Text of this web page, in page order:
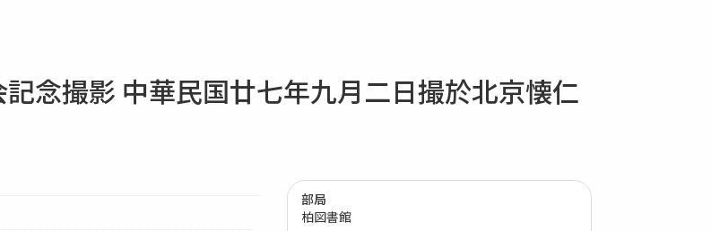
記念撮影 中華民国廿七年九月二日撮於北京懐仁
部局
柏図書館